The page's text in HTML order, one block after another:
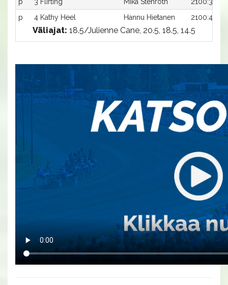
p
4 Kathy Heel Hannu Hietanen 2100:4
Väliajat: 18.5/Julienne Cane, 20.5, 18.5, 14.5